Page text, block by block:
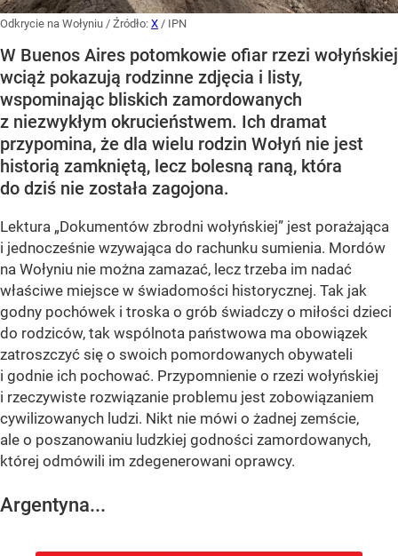
Odkrycie na Wołyniu / Źródło: X / IPN
W Buenos Aires potomkowie ofiar rzezi wołyńskiej
wciąż pokazują rodzinne zdjęcia i listy,
wspominając bliskich zamordowanych
z niezwykłym okrucieństwem. Ich dramat
przypomina, że dla wielu rodzin Wołyń nie jest
historią zamkniętą, lecz bolesną raną, która
do dziś nie została zagojona.
Lektura „Dokumentów zbrodni wołyńskiej” jest porażająca
i jednocześnie wzywająca do rachunku sumienia. Mordów
na Wołyniu nie można zamazać, lecz trzeba im nadać
właściwe miejsce w świadomości historycznej. Tak jak
godny pochówek i troska o grób świadczy o miłości dzieci
do rodziców, tak wspólnota państwowa ma obowiązek
zatroszczyć się o swoich pomordowanych obywateli
i godnie ich pochować. Przypomnienie o rzezi wołyńskiej
i rzeczywiste rozwiązanie problemu jest zobowiązaniem
cywilizowanych ludzi. Nikt nie mówi o żadnej zemście,
ale o poszanowaniu ludzkiej godności zamordowanych,
której odmówili im zdegenerowani oprawcy.
Argentyna...